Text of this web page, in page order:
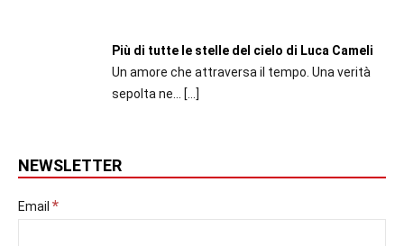
Più di tutte le stelle del cielo di Luca Cameli
Un amore che attraversa il tempo. Una verità
sepolta ne...
[…]
NEWSLETTER
Email *